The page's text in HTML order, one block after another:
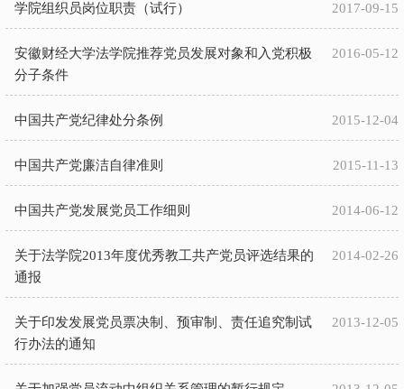
学院组织员岗位职责（试行） 2017-09-15
安徽财经大学法学院推荐党员发展对象和入党积极
分子条件
2016-05-12
中国共产党纪律处分条例 2015-12-04
中国共产党廉洁自律准则 2015-11-13
中国共产党发展党员工作细则 2014-06-12
关于法学院2013年度优秀教工共产党员评选结果的
通报
2014-02-26
关于印发发展党员票决制、预审制、责任追究制试
行办法的通知
2013-12-05